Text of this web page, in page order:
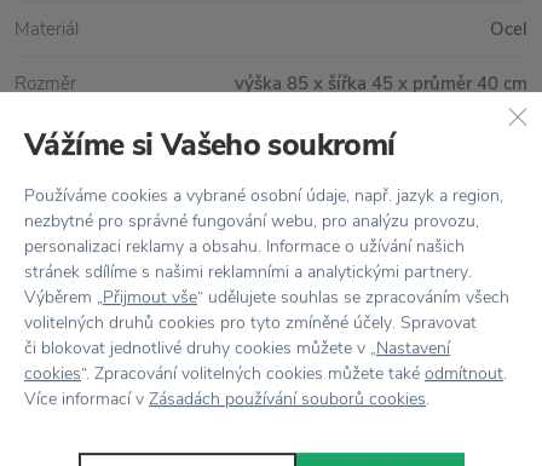
Vše skladem,odesíláme ihned
Doprava zdarmanad 2 000 Kč
Vrácení zboží do 30 dnů
7500+ produktů na výběr
Showroomve Zlíně
Materiál Ocel
Rozměr výška 85 x šířka 45 x průměr 40 cm
Vážíme si Vašeho soukromí
Používáme cookies a vybrané osobní údaje, např. jazyk a region,
nezbytné pro správné fungování webu, pro analýzu provozu,
personalizaci reklamy a obsahu. Informace o užívání našich
stránek sdílíme s našimi reklamními a analytickými partnery.
Výběrem „Přijmout vše“ udělujete souhlas se zpracováním všech
volitelných druhů cookies pro tyto zmíněné účely. Spravovat
či blokovat jednotlivé druhy cookies můžete v „Nastavení
cookies“. Zpracování volitelných cookies můžete také odmítnout.
Více informací v Zásadách používání souborů cookies.